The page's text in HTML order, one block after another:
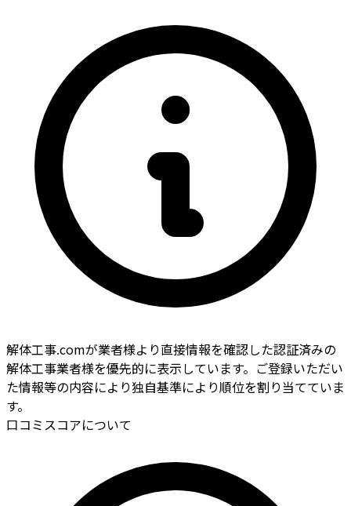
解体工事.comが業者様より直接情報を確認した認証済みの
解体工事業者様を優先的に表示しています。ご登録いただい
た情報等の内容により独自基準により順位を割り当てていま
す。
口コミスコアについて